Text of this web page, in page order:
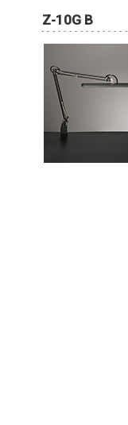
Z-10G B